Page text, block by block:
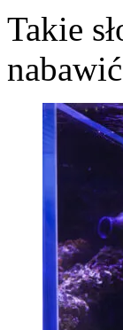
Takie